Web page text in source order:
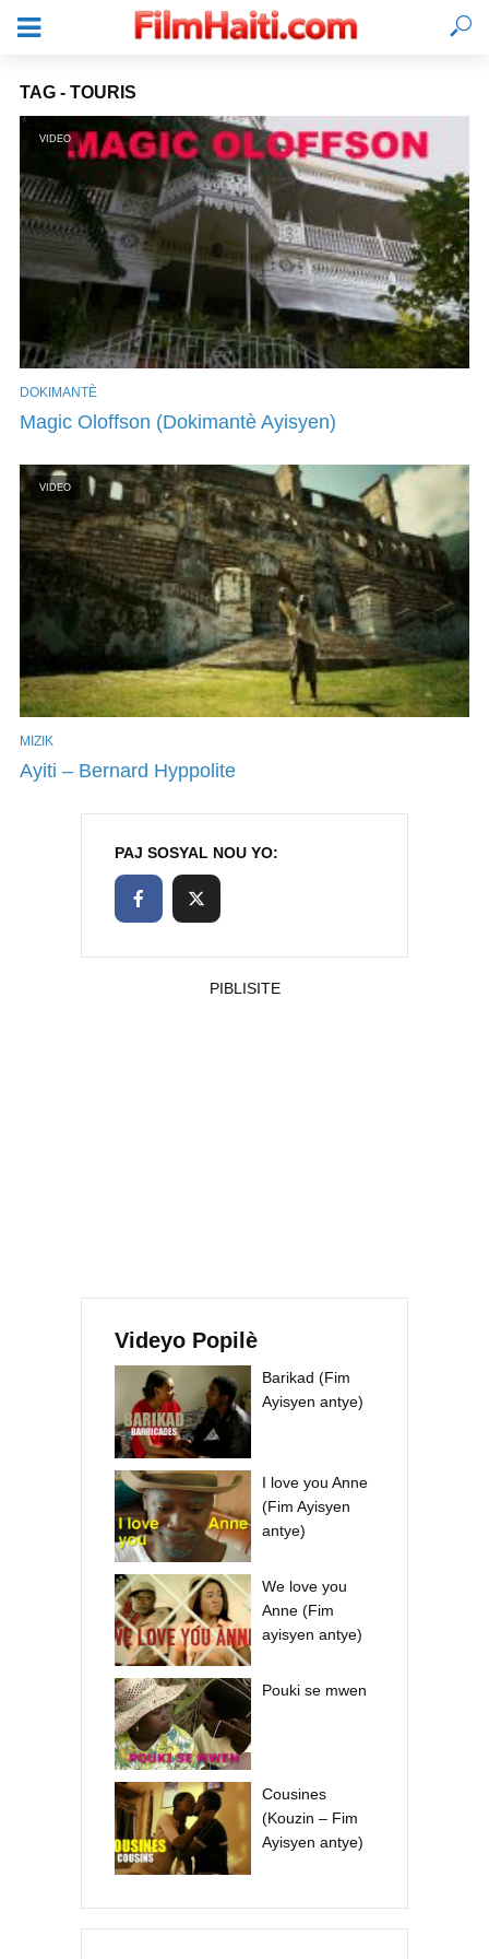
KONEKTE
TAG - TOURIS
VIDEO
DOKIMANTÈ
Magic Oloffson (Dokimantè Ayisyen)
VIDEO
MIZIK
Ayiti – Bernard Hyppolite
PAJ SOSYAL NOU YO:
PIBLISITE
Videyo Popilè
Barikad (Fim
Ayisyen antye)
I love you Anne
(Fim Ayisyen
antye)
We love you
Anne (Fim
ayisyen antye)
Pouki se mwen
Cousines
(Kouzin – Fim
Ayisyen antye)